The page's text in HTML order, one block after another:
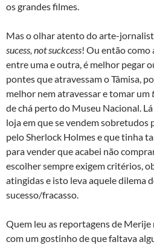
os grandes filmes.
Mas o olhar atento do arte-
sucess, not suckcess! Ou então
entre uma e outra, é melhor pegar
pontes que atravessam o Tâmisa,
melhor nem atravessar e tomar um
de chá perto do Museu Nacional.
loja em que se vendem sobretudos
pelo Sherlock Holmes e que tinha
para vender que acabei não
escolher sempre exigem critérios,
atingidas e isto leva aquele dilema
sucesso/fracasso.
Quem leu as reportagens de Merije
com um gostinho de que faltava